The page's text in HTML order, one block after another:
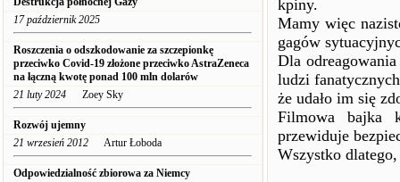
17 październik 2025
Roszczenia o odszkodowanie za szczepionkę
przeciwko Covid-19 złożone przeciwko AstraZeneca
na łączną kwotę ponad 100 mln dolarów
21 luty 2024 Zoey Sky
Rozwój ujemny
21 wrzesień 2012 Artur Łoboda
Odpowiedzialność zbiorowa za Niemcy
kpiny.
Mamy więc
gagów
Dla
ludzi
że udało im się
Filmowa bajka
przewiduje
Wszystko